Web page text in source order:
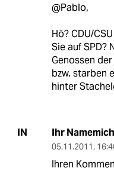
@Pablo,
Hö? CDU/
Sie auf SPD?
Genossen
bzw. starben
hinter
IN Ihr
05.11.2011,
Ihren